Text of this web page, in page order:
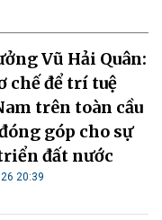
Vũ Hải Quân:
chế để trí tuệ
trên toàn cầu
góp cho sự
đất nước
20:39